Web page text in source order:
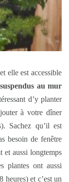
elle est accessible
au mur
d’y planter
à votre dîner
Sachez qu’il est
besoin de fenêtre
et aussi longtemps
plantes ont aussi
heures) et c’est un